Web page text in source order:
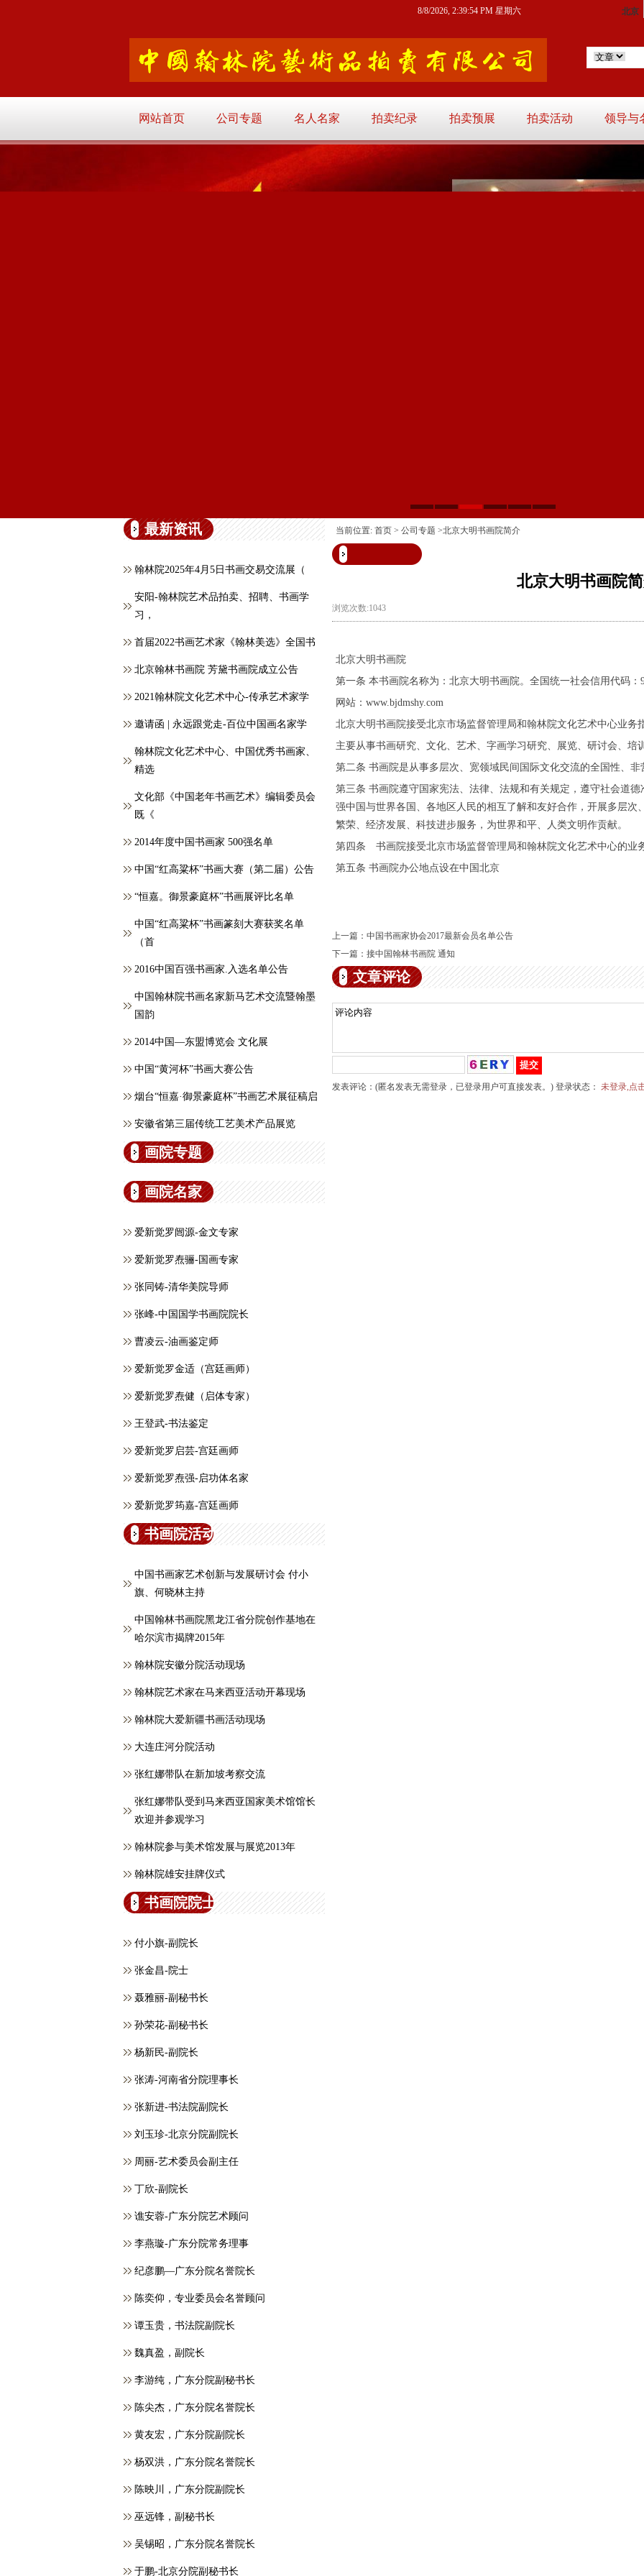
网站首页 公司专题 名人名家 拍卖纪录 拍卖预展 拍卖活动 领导与
8/8/2026, 2:39:55 PM 星期六
1 2 3 4
最新资讯
翰林院2025年4月5日书画交易交流展（
安阳-翰林院艺术品拍卖、招聘、书画学
习，
首届2022书画艺术家《翰林美选》全国书
北京翰林书画院 芳黛书画院成立公告
2021翰林院文化艺术中心-传承艺术家学
邀请函 | 永远跟党走-百位中国画名家学
翰林院文化艺术中心、中国优秀书画家、
精选
文化部《中国老年书画艺术》编辑委员会
既《
2014年度中国书画家 500强名单
中国“红高粱杯”书画大赛（第二届）公告
“恒嘉。御景豪庭杯”书画展评比名单
中国“红高粱杯”书画篆刻大赛获奖名单
（首
2016中国百强书画家.入选名单公告
中国翰林院书画名家新马艺术交流暨翰墨
国韵
2014中国—东盟博览会 文化展
中国“黄河杯”书画大赛公告
烟台“恒嘉·御景豪庭杯”书画艺术展征稿启
安徽省第三届传统工艺美术产品展览
画院专题
画院名家
爱新觉罗闿源-金文专家
爱新觉罗焘骊-国画专家
张同铸-清华美院导师
张峰-中国国学书画院院长
曹凌云-油画鉴定师
爱新觉罗金适（宫廷画师）
爱新觉罗焘健（启体专家）
王登武-书法鉴定
爱新觉罗启芸-宫廷画师
爱新觉罗焘强-启功体名家
爱新觉罗筠嘉-宫廷画师
书画院活动
中国书画家艺术创新与发展研讨会 付小
旗、何晓林主持
中国翰林书画院黑龙江省分院创作基地在
哈尔滨市揭牌2015年
翰林院安徽分院活动现场
翰林院艺术家在马来西亚活动开幕现场
翰林院大爱新疆书画活动现场
大连庄河分院活动
张红娜带队在新加坡考察交流
张红娜带队受到马来西亚国家美术馆馆长
欢迎并参观学习
翰林院参与美术馆发展与展览2013年
翰林院雄安挂牌仪式
书画院院士
付小旗-副院长
张金昌-院士
聂雅丽-副秘书长
孙荣花-副秘书长
杨新民-副院长
张涛-河南省分院理事长
张新进-书法院副院长
刘玉珍-北京分院副院长
周丽-艺术委员会副主任
丁欣-副院长
谯安蓉-广东分院艺术顾问
李燕璇-广东分院常务理事
纪彦鹏—广东分院名誉院长
​陈奕仰，专业委员会名誉顾问
谭玉贵，书法院副院长
魏真盈，副院长
李游纯，广东分院副秘书长
陈尖杰，广东分院名誉院长
黄友宏，广东分院副院长
杨双洪，广东分院名誉院长
陈映川，广东分院副院长
巫远锋，副秘书长
吴锡昭，广东分院名誉院长
于鹏-北京分院副秘书长
当前位置: 首页 > 公司专题 >北京大明书画院简介
北京大明书画院
浏览次数:1043
北京大明书画院
第一条 本书画院名称为：北京大明书画院。全国统一社会信用代码：
网站：www.bjdmshy.com
北京大明书画院接受北京市场监督管理局和翰林院文化艺术中心业务
主要从事书画研究、文化、艺术、字画学习研究、展览、研讨会、培
第二条 书画院是从事多层次、宽领域民间国际文化交流的全国性、
第三条 书画院遵守国家宪法、法律、法规和有关规定，遵守社会道
强中国与世界各国、各地区人民的相互了解和友好合作，开展多层次
繁荣、经济发展、科技进步服务，为世界和平、人类文明作贡献。
第四条 书画院接受北京市场监督管理局和翰林院文化艺术中心的业
第五条 书画院办公地点设在中国北京
上一篇： 中国书画家协会2017最新会员名单公告
下一篇： 接中国翰林书画院 通知
文章评论
发表评论：(匿名发表无需登录，已登录用户可直接发表。) 登录状态： 未登录,点